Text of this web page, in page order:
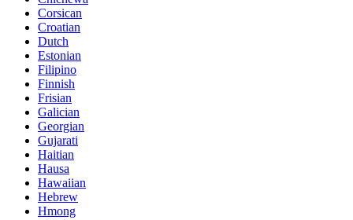
Corsican
Croatian
Dutch
Estonian
Filipino
Finnish
Frisian
Galician
Georgian
Gujarati
Haitian
Hausa
Hawaiian
Hebrew
Hmong